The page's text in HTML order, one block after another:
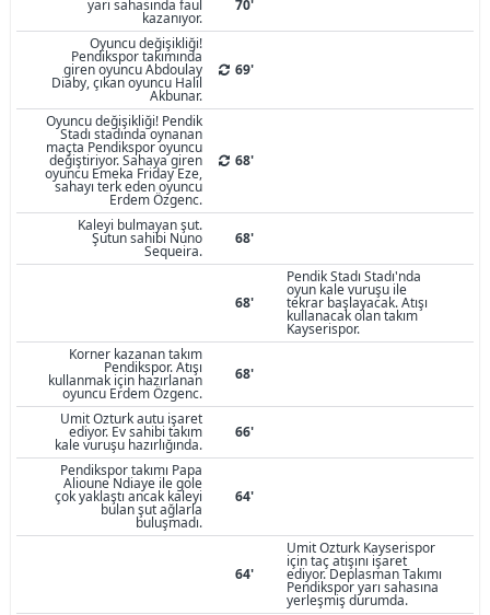
yarı sahasında faul
kazanıyor.
70'
Oyuncu değişikliği!
Pendikspor takımında
giren oyuncu Abdoulay
Diaby, çıkan oyuncu Halil
Akbunar.
69'
Oyuncu değişikliği! Pendik
Stadı stadında oynanan
maçta Pendikspor oyuncu
değiştiriyor. Sahaya giren
oyuncu Emeka Friday Eze,
sahayı terk eden oyuncu
Erdem Özgenc.
68'
Kaleyi bulmayan şut.
Şutun sahibi Nuno
Sequeira.
68'
68'
Pendik Stadı Stadı'nda
oyun kale vuruşu ile
tekrar başlayacak. Atışı
kullanacak olan takım
Kayserispor.
Korner kazanan takım
Pendikspor. Atışı
kullanmak için hazırlanan
oyuncu Erdem Özgenc.
68'
Umit Ozturk autu işaret
ediyor. Ev sahibi takım
kale vuruşu hazırlığında.
66'
Pendikspor takımı Papa
Alioune Ndiaye ile gole
çok yaklaştı ancak kaleyi
bulan şut ağlarla
buluşmadı.
64'
64'
Umit Ozturk Kayserispor
için taç atışını işaret
ediyor. Deplasman Takımı
Pendikspor yarı sahasına
yerleşmiş durumda.